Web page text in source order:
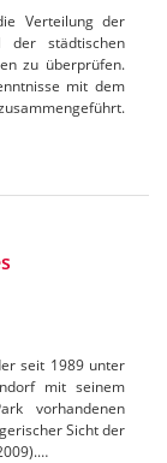
Verteilung der
der städtischen
zu überprüfen.
mit dem
seit 1989 unter
mit seinem
vorhandenen
Sicht der